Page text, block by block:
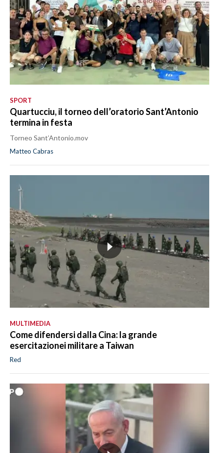
SPORT
Quartucciu, il torneo dell’oratorio Sant’Antonio
termina in festa
Torneo Sant’Antonio.mov
Matteo Cabras
MULTIMEDIA
Come difendersi dalla Cina: la grande
esercitazionei militare a Taiwan
Red